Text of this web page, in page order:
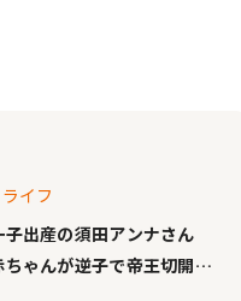
ライフ
子出産の須田アンナさん
ちゃんが逆子で帝王切開か